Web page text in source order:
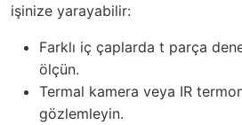
işinize yarayabilir:
Farklı iç çaplarda t parça
ölçün.
Termal kamera veya IR
gözlemleyin.